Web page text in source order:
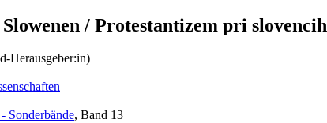
/ Protestantizem pri slovencih
Herausgeber:in)
Sonderbände, Band 13